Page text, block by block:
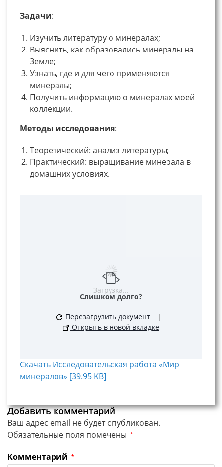
Задачи:
Изучить литературу о минералах;
Выяснить, как образовались минералы на
Земле;
Узнать, где и для чего применяются
минералы;
Получить информацию о минералах моей
коллекции.
Методы исследования:
Теоретический: анализ литературы;
Практический: выращивание минерала в
домашних условиях.
Загрузка...
Слишком долго?
Перезагрузить документ
|
Открыть в новой вкладке
Скачать Исследовательская работа «Мир
минералов» [39.95 KB]
Добавить комментарий
Ваш адрес email не будет опубликован.
Обязательные поля помечены *
Комментарий *